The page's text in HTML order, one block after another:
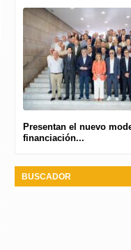
Presentan el nuevo
financiación...
BUSCADOR